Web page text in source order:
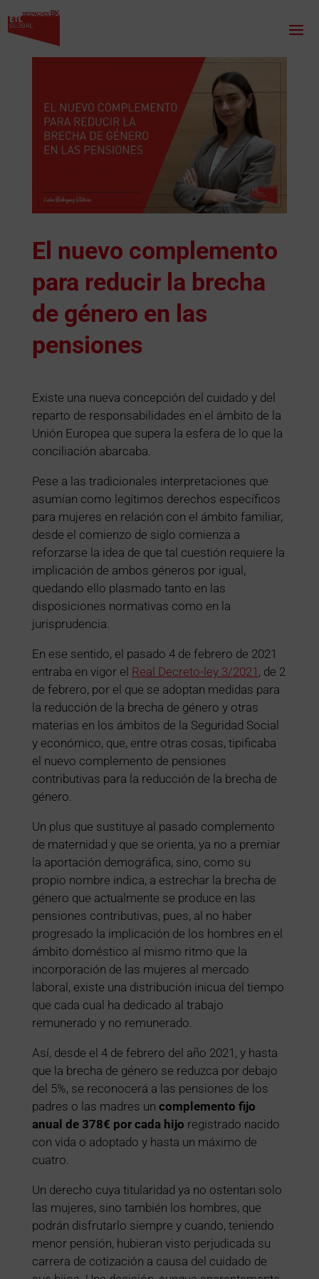
El nuevo complemento
para reducir la brecha
de género en las
pensiones
Existe una nueva concepción del cuidado y del
reparto de responsabilidades en el ámbito de la
Unión Europea que supera la esfera de lo que la
conciliación abarcaba.
Pese a las tradicionales interpretaciones que
asumían como legítimos derechos específicos
para mujeres en relación con el ámbito familiar,
desde el comienzo de siglo comienza a
reforzarse la idea de que tal cuestión requiere la
implicación de ambos géneros por igual,
quedando ello plasmado tanto en las
disposiciones normativas como en la
jurisprudencia.
En ese sentido, el pasado 4 de febrero de 2021
entraba en vigor el Real Decreto-ley 3/2021 , de 2
de febrero, por el que se adoptan medidas para
la reducción de la brecha de género y otras
materias en los ámbitos de la Seguridad Social
y económico, que, entre otras cosas, tipificaba
el nuevo complemento de pensiones
contributivas para la reducción de la brecha de
género.
Un plus que sustituye al pasado complemento
de maternidad y que se orienta, ya no a premiar
la aportación demográfica, sino, como su
propio nombre indica, a estrechar la brecha de
género que actualmente se produce en las
pensiones contributivas, pues, al no haber
progresado la implicación de los hombres en el
ámbito doméstico al mismo ritmo que la
incorporación de las mujeres al mercado
laboral, existe una distribución inicua del tiempo
que cada cual ha dedicado al trabajo
remunerado y no remunerado.
Así, desde el 4 de febrero del año 2021, y hasta
que la brecha de género se reduzca por debajo
del 5%, se reconocerá a las pensiones de los
padres o las madres un complemento fijo
anual de 378€ por cada hijo registrado nacido
con vida o adoptado y hasta un máximo de
cuatro.
Un derecho cuya titularidad ya no ostentan solo
las mujeres, sino también los hombres, que
podrán disfrutarlo siempre y cuando, teniendo
menor pensión, hubieran visto perjudicada su
carrera de cotización a causa del cuidado de